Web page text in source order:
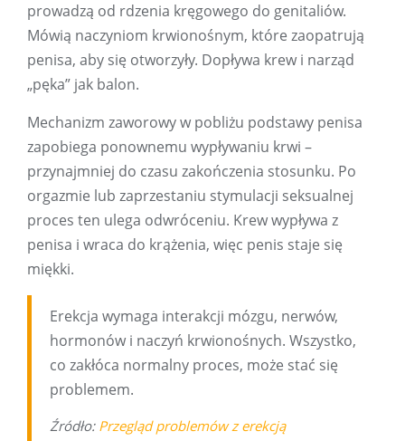
prowadzą od rdzenia kręgowego do genitaliów.
Mówią naczyniom krwionośnym, które zaopatrują
penisa, aby się otworzyły. Dopływa krew i narząd
„pęka” jak balon.
Mechanizm zaworowy w pobliżu podstawy penisa
zapobiega ponownemu wypływaniu krwi –
przynajmniej do czasu zakończenia stosunku. Po
orgazmie lub zaprzestaniu stymulacji seksualnej
proces ten ulega odwróceniu. Krew wypływa z
penisa i wraca do krążenia, więc penis staje się
miękki.
Erekcja wymaga interakcji mózgu, nerwów,
hormonów i naczyń krwionośnych. Wszystko,
co zakłóca normalny proces, może stać się
problemem.
Źródło: Przegląd problemów z erekcją